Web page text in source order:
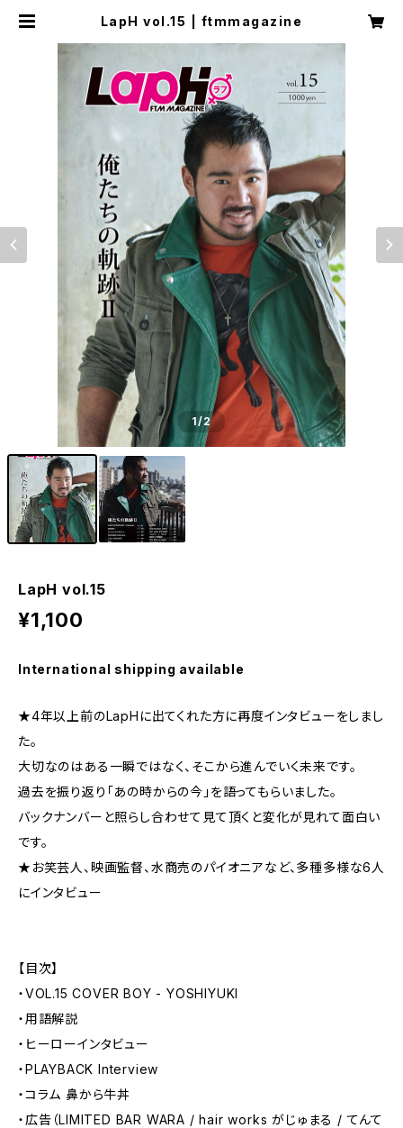
LapH vol.15 | ftmmagazine
1/2
LapH vol.15
¥1,100
International shipping available
★4年以上前のLapHに出てくれた方に再度インタビューをしまし
た。
大切なのはある一瞬ではなく、そこから進んでいく未来です。
過去を振り返り「あの時からの今」を語ってもらいました。
バックナンバーと照らし合わせて見て頂くと変化が見れて面白い
です。
★お笑芸人、映画監督、水商売のパイオニアなど、多種多様な6人
にインタビュー
【目次】
・VOL.15 COVER BOY - YOSHIYUKI
・用語解説
・ヒーローインタビュー
・PLAYBACK Interview
・コラム 鼻から牛丼
・広告（LIMITED BAR WARA / hair works がじゅまる / てんて